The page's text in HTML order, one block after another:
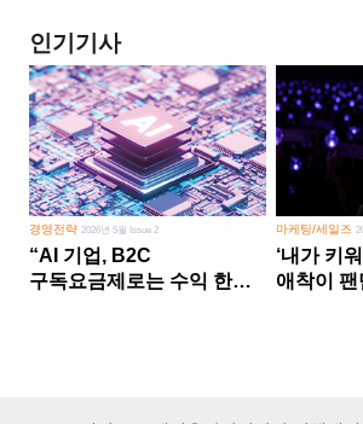
인기기사
경영전략 2026년 5월 Issue 2
“AI 기업, B2C
구독요금제로는 수익 한계
마케팅/세일즈
‘내가 키
애착이 팬